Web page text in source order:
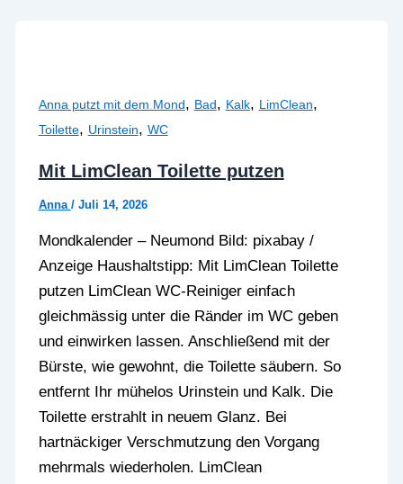
Anna putzt mit dem Mond, Bad, Kalk, LimClean,
Toilette, Urinstein, WC
Mit LimClean Toilette putzen
Anna / Juli 14, 2026
Mondkalender – Neumond Bild: pixabay /
Anzeige Haushaltstipp: Mit LimClean Toilette
putzen LimClean WC-Reiniger einfach
gleichmässig unter die Ränder im WC geben
und einwirken lassen. Anschließend mit der
Bürste, wie gewohnt, die Toilette säubern. So
entfernt Ihr mühelos Urinstein und Kalk. Die
Toilette erstrahlt in neuem Glanz. Bei
hartnäckiger Verschmutzung den Vorgang
mehrmals wiederholen. LimClean